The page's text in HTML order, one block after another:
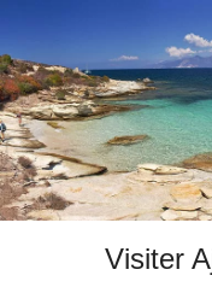
Visiter